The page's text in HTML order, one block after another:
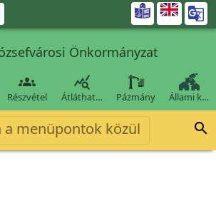

Önkormányzat

Részvétel

Átláthat… Pázmány Állami k…
a menüpontok közül 